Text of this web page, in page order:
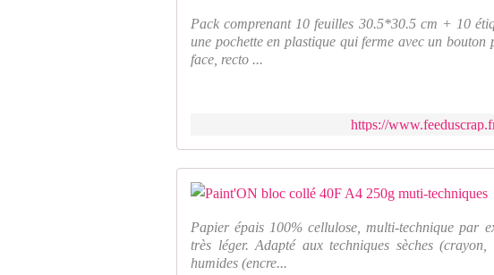
Pack comprenant 10 feuilles 30.5*30.5 cm + 10
une pochette en plastique qui ferme avec un
face, recto ...
https://
Papier épais 100% cellulose, multi-technique par
très léger. Adapté aux techniques sèches
humides (encre...